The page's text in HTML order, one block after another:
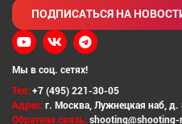
Тел:+7 (495) 221-30-05
Адрес:г. Москва,Лужнецкая наб, д.
Обратная связь:shooting@shooting-
ПОДПИСАТЬСЯ НА
Мы в соц. сетях!